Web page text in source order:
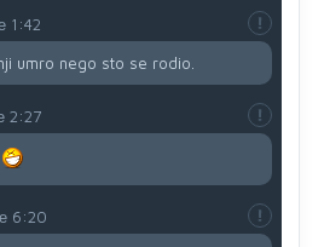
1:42
umro nego sto se rodio.
2:27
6:20